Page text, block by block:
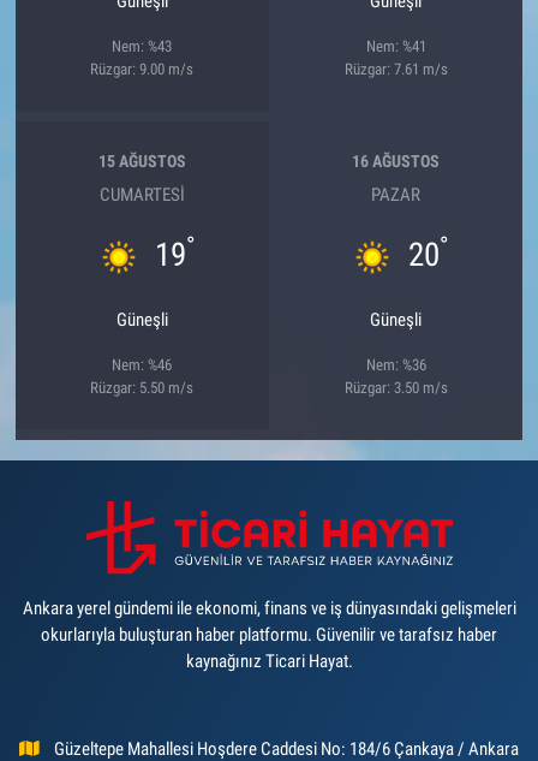
Nem: %43
Rüzgar: 9.00 m/s
Nem: %41
Rüzgar: 7.61 m/s
15 AĞUSTOS
CUMARTESI
19°
Güneşli
Nem: %46
Rüzgar: 5.50 m/s
16 AĞUSTOS
PAZAR
20°
Güneşli
Nem: %36
Rüzgar: 3.50 m/s
Ankara yerel gündemi ile ekonomi, finans ve iş dünyasındaki gelişmeleri
okurlarıyla buluşturan haber platformu. Güvenilir ve tarafsız haber
kaynağınız Ticari Hayat.
Güzeltepe Mahallesi Hoşdere Caddesi No: 184/6 Çankaya / Ankara